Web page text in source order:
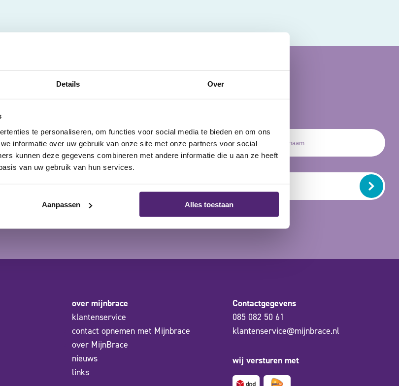
Details Over
te personaliseren, om functies voor social media te bieden en om ons
informatie over uw gebruik van onze site met onze partners voor social
kunnen deze gegevens combineren met andere informatie die u aan ze heeft
van uw gebruik van hun services.
Aanpassen Alles toestaan
5% korting op je bestelling?
over mijnbrace
klantenservice
contact opnemen met Mijnbrace
over MijnBrace
nieuws
links
Contactgegevens
085 082 50 61
klantenservice@mijnbrace.nl
wij versturen met